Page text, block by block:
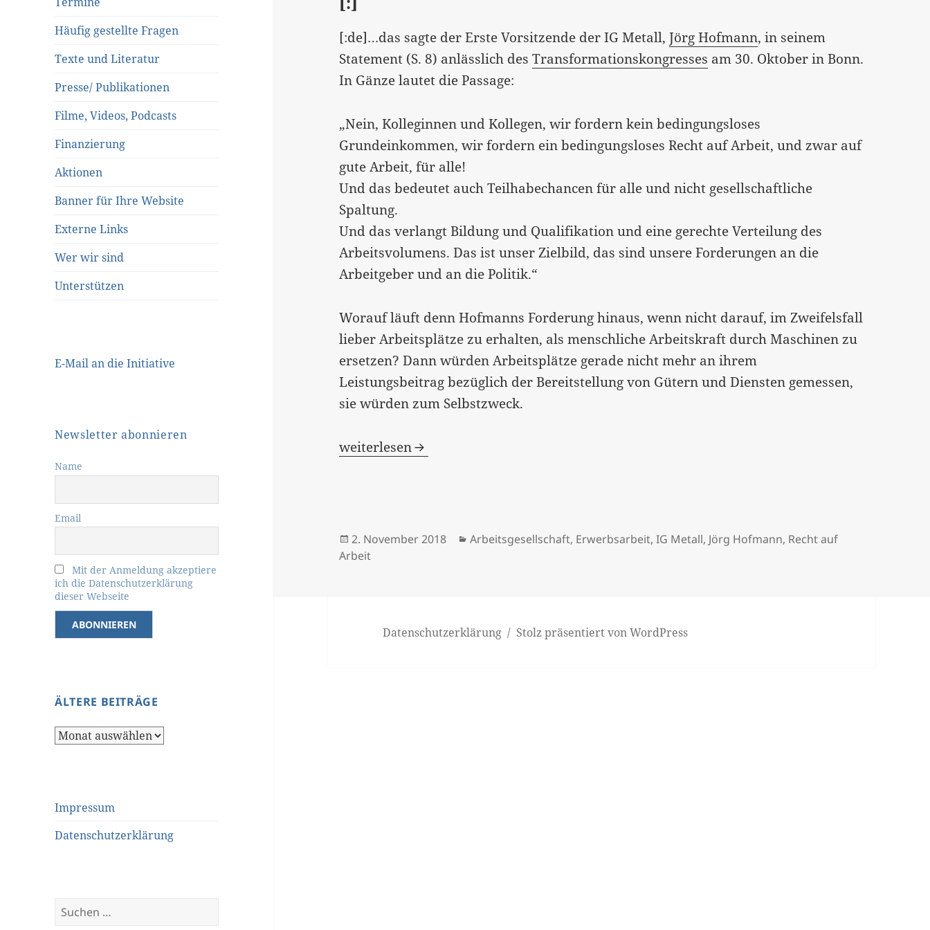
Häufig gestellte Fragen
Texte und Literatur
Presse/ Publikationen
Filme, Videos, Podcasts
Finanzierung
Aktionen
Banner für Ihre Website
Externe Links
Wer wir sind
Unterstützen
E-Mail an die Initiative
Newsletter abonnieren
Name
Email
Mit der Anmeldung akzeptiere
ich die Datenschutzerklärung
dieser Webseite
ÄLTERE BEITRÄGE
Ältere
Impressum
Datenschutzerklärung
Suchen
nach:
[:de]…das sagte der Erste Vorsitzende der IG Metall,Jörg Hofmann, in seinem
Statement (S. 8) anlässlich desTransformationskongresses am 30. Oktober in Bonn.
In Gänze lautet die Passage:
„Nein, Kolleginnen und Kollegen, wir fordern kein bedingungsloses
Grundeinkommen, wir fordern ein bedingungsloses Recht auf Arbeit, und zwar auf
gute Arbeit, für alle!
Und das bedeutet auch Teilhabechancen für alle und nicht gesellschaftliche
Spaltung.
Und das verlangt Bildung und Qualifikation und eine gerechte Verteilung des
Arbeitsvolumens. Das ist unser Zielbild, das sind unsere Forderungen an die
Arbeitgeber und an die Politik.“
Worauf läuft denn Hofmanns Forderung hinaus, wenn nicht darauf, im Zweifelsfall
lieber Arbeitsplätze zu erhalten, als menschliche Arbeitskraft durch Maschinen zu
ersetzen? Dann würden Arbeitsplätze gerade nicht mehr an ihrem
Leistungsbeitrag bezüglich der Bereitstellung von Gütern und Diensten gemessen,
sie würden zum Selbstzweck.
[:de]“…wir fordern ein bedingungsloses Recht auf Arbeit…“…[:]
weiterlesen
Veröffentlicht
am
2. November 2018 Kategorien
Arbeitsgesellschaft, Erwerbsarbeit,IG Metall, Jörg Hofmann, Recht auf
Arbeit
Datenschutzerklärung Stolz präsentiert von WordPress